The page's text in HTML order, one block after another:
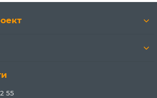
зберігання вина
можуть нашкодити винам. Якщо
свої якості. При низьких
білих вин випадає в осад винна
55